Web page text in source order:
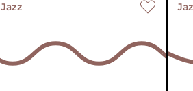
Jazz